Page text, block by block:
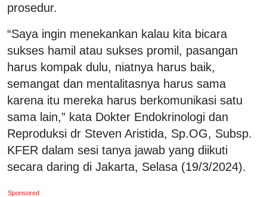
prosedur.
“Saya ingin menekankan kalau kita bicara
sukses hamil atau sukses promil, pasangan
harus kompak dulu, niatnya harus baik,
semangat dan mentalitasnya harus sama
karena itu mereka harus berkomunikasi satu
sama lain,” kata Dokter Endokrinologi dan
Reproduksi dr Steven Aristida, Sp.OG, Subsp.
KFER dalam sesi tanya jawab yang diikuti
secara daring di Jakarta, Selasa (19/3/2024).
Sponsored